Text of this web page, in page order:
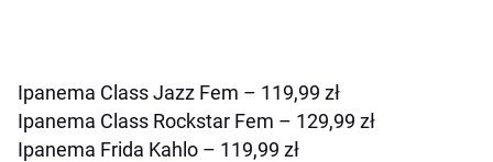
Ipanema Class Jazz Fem – 119,99 zł
Ipanema Class Rockstar Fem – 129,99 zł
Ipanema Frida Kahlo – 119,99 zł